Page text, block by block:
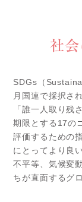
社
SDGs（
月国連で採択さ
「誰一人取り残
期限とする17の
評価するための
にとってより良
不平等、気候変
ちが直面するグ